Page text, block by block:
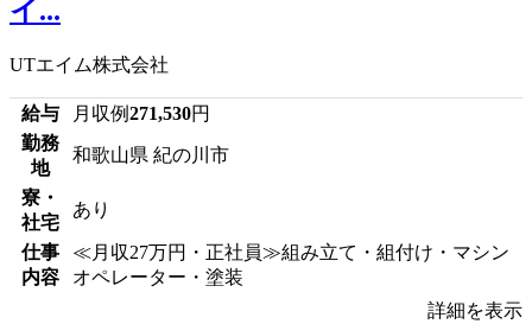
イ...
UTエイム株式会社
給与 月収例271,530円
勤務
地
和歌山県 紀の川市
寮・
社宅
あり
仕事
内容
≪月収27万円・正社員≫組み立て・組付け・マシン
オペレーター・塗装
詳細を表示